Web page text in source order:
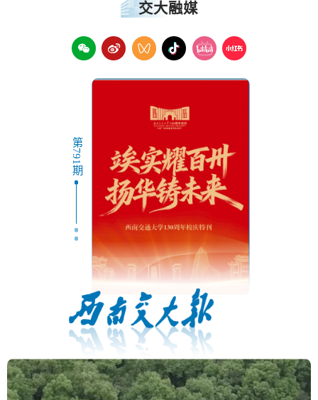
交大融媒
第791期